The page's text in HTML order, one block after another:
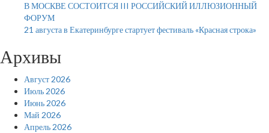
В МОСКВЕ СОСТОИТСЯ III РОССИЙСКИЙ ИЛЛЮЗИОННЫЙ
ФОРУМ
21 августа в Екатеринбурге стартует фестиваль «Красная строка»
Архивы
Август 2026
Июль 2026
Июнь 2026
Май 2026
Апрель 2026